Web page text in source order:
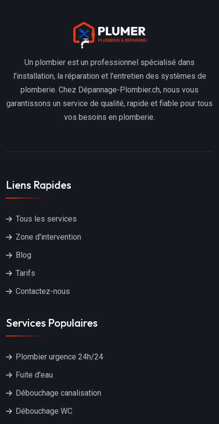
Un plombier est un professionnel spécialisé dans
l'installation, la réparation et l'entretien des systèmes de
plomberie. Chez Dépannage-Plombier.ch, nous vous
garantissons un service de qualité, rapide et fiable pour tous
vos besoins en plomberie.
Liens Rapides
Tous les services
Zone d'intervention
Blog
Tarifs
Contactez-nous
Services Populaires
Plombier urgence 24h/24
Fuite d'eau
Débouchage canalisation
Débouchage WC